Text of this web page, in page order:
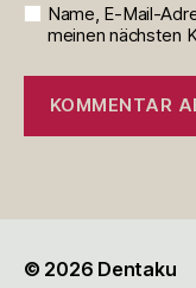
Name, E-Mail-
meinen nächsten
© 2026 Dentaku